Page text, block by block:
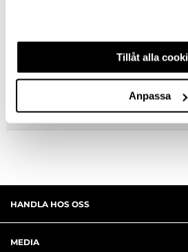
Tillåt alla
Anpassa
SPECIFIKATION
FRÅGA OM PRODUKT
RECENSIONER
HANDLA HOS OSS
MEDIA